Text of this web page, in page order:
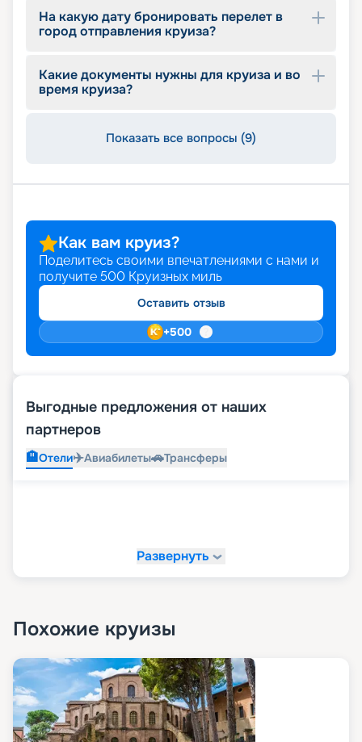
На какую дату бронировать перелет в
город отправления круиза?
Какие документы нужны для круиза и во
время круиза?
Показать все вопросы (9)
Как вам круиз?
Поделитесь своими впечатлениями с нами и
получите 500 Круизных миль
Оставить отзыв
+500
Выгодные предложения от наших
партнеров
🏨Отели✈️Авиабилеты🚗Трансферы
Развернуть
Похожие круизы